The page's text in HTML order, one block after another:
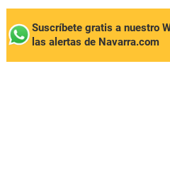
Suscríbete gratis a nuestro
las alertas de Navarra.com